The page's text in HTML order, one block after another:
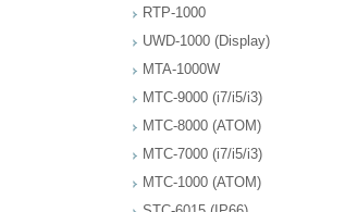
RTP-1000
UWD-1000 (Display)
MTA-1000W
MTC-9000 (i7/i5/i3)
MTC-8000 (ATOM)
MTC-7000 (i7/i5/i3)
MTC-1000 (ATOM)